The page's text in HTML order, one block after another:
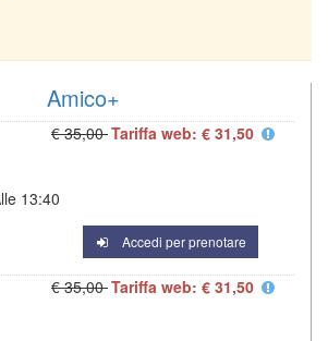
Amico+
€ 35,00Tariffa web: € 31,50
13:40
Accedi per prenotare
€ 35,00Tariffa web: € 31,50